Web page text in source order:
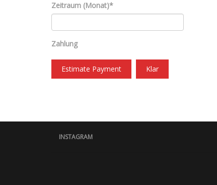
Zeitraum (Monat)*
Zahlung
Estimate Payment Klar
INSTAGRAM